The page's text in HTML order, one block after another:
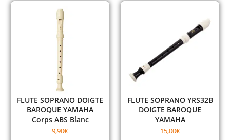
FLUTE SOPRANO DOIGTE
BAROQUE YAMAHA
Corps ABS Blanc
9,90€
FLUTE SOPRANO YRS32B
DOIGTE BAROQUE
YAMAHA
15,00€